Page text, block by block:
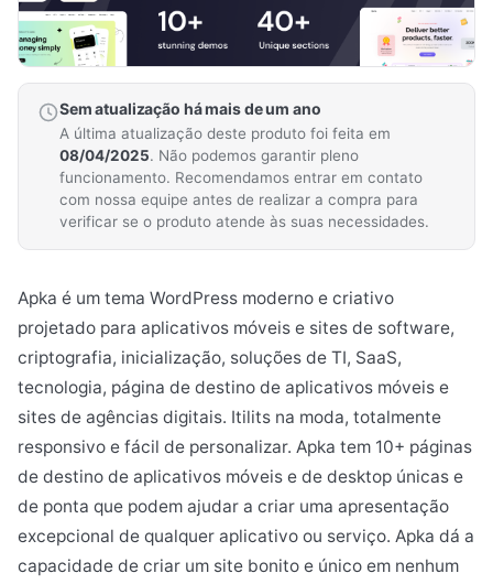
Sem atualização há mais de um ano
A última atualização deste produto foi feita em
08/04/2025. Não podemos garantir pleno
funcionamento. Recomendamos entrar em contato
com nossa equipe antes de realizar a compra para
verificar se o produto atende às suas necessidades.
Apka é um tema WordPress moderno e criativo
projetado para aplicativos móveis e sites de software,
criptografia, inicialização, soluções de TI, SaaS,
tecnologia, página de destino de aplicativos móveis e
sites de agências digitais. Itilits na moda, totalmente
responsivo e fácil de personalizar. Apka tem 10+ páginas
de destino de aplicativos móveis e de desktop únicas e
de ponta que podem ajudar a criar uma apresentação
excepcional de qualquer aplicativo ou serviço. Apka dá a
capacidade de criar um site bonito e único em nenhum